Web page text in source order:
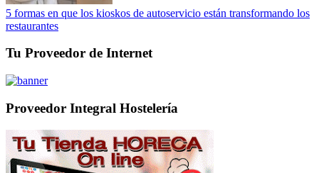
5 formas en que los kioskos de autoservicio están transformando los
restaurantes
Tu Proveedor de Internet
Proveedor Integral Hostelería